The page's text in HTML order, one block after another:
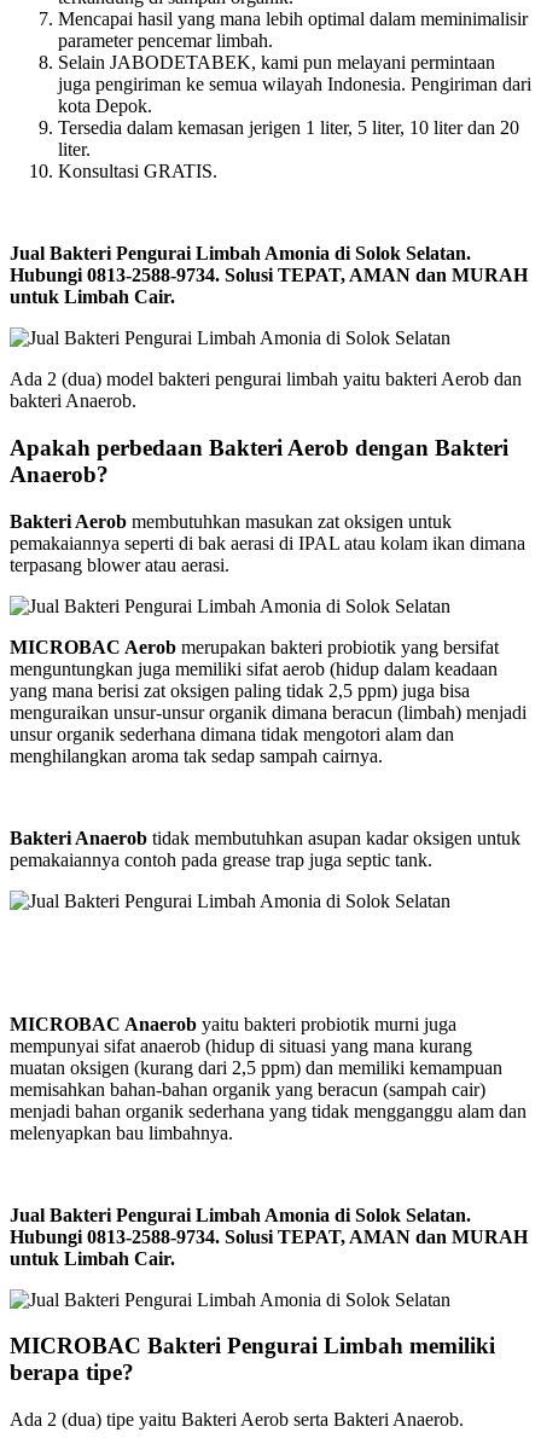
Mencapai hasil yang mana lebih optimal dalam meminimalisir
parameter pencemar limbah.
Selain JABODETABEK, kami pun melayani permintaan
juga pengiriman ke semua wilayah Indonesia. Pengiriman dari
kota Depok.
Tersedia dalam kemasan jerigen 1 liter, 5 liter, 10 liter dan 20
liter.
Konsultasi GRATIS.
Jual Bakteri Pengurai Limbah Amonia di Solok Selatan.
Hubungi 0813-2588-9734. Solusi TEPAT, AMAN dan MURAH
untuk Limbah Cair.
Ada 2 (dua) model bakteri pengurai limbah yaitu bakteri Aerob dan
bakteri Anaerob.
Apakah perbedaan Bakteri Aerob dengan Bakteri
Anaerob?
Bakteri Aerob membutuhkan masukan zat oksigen untuk
pemakaiannya seperti di bak aerasi di IPAL atau kolam ikan dimana
terpasang blower atau aerasi.
MICROBAC Aerob merupakan bakteri probiotik yang bersifat
menguntungkan juga memiliki sifat aerob (hidup dalam keadaan
yang mana berisi zat oksigen paling tidak 2,5 ppm) juga bisa
menguraikan unsur-unsur organik dimana beracun (limbah) menjadi
unsur organik sederhana dimana tidak mengotori alam dan
menghilangkan aroma tak sedap sampah cairnya.
Bakteri Anaerob tidak membutuhkan asupan kadar oksigen untuk
pemakaiannya contoh pada grease trap juga septic tank.
MICROBAC Anaerob yaitu bakteri probiotik murni juga
mempunyai sifat anaerob (hidup di situasi yang mana kurang
muatan oksigen (kurang dari 2,5 ppm) dan memiliki kemampuan
memisahkan bahan-bahan organik yang beracun (sampah cair)
menjadi bahan organik sederhana yang tidak mengganggu alam dan
melenyapkan bau limbahnya.
Jual Bakteri Pengurai Limbah Amonia di Solok Selatan.
Hubungi 0813-2588-9734. Solusi TEPAT, AMAN dan MURAH
untuk Limbah Cair.
MICROBAC Bakteri Pengurai Limbah memiliki
berapa tipe?
Ada 2 (dua) tipe yaitu Bakteri Aerob serta Bakteri Anaerob.